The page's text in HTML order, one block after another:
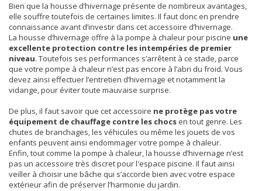
Bien que la housse d’hivernage présente de nombreux avantages,
elle souffre toutefois de certaines limites. Il faut donc en prendre
connaissance avant d’investir dans cet accessoire d’hivernage.
La housse d’hivernage offre à la pompe à chaleur pour piscine une
excellente protection contre les intempéries de premier
niveau. Toutefois ses performances s’arrêtent à ce stade, parce
que votre pompe à chaleur n’est pas encore à l’abri du froid. Vous
devez ainsi effectuer l’entretien d’hivernage et notamment la
vidange, pour éviter toute mauvaise surprise.
De plus, il faut savoir que cet accessoire ne protège pas votre
équipement de chauffage contre les chocs en tout genre. Les
chutes de branchages, les véhicules ou même les jouets de vos
enfants peuvent ainsi endommager votre pompe à chaleur.
Enfin, tout comme la pompe à chaleur, la housse d’hivernage n’est
pas un accessoire très discret pour l'espace piscine. Il faut ainsi
veiller à choisir une bâche qui s’accorde bien avec votre espace
extérieur afin de préserver l’harmonie du jardin.